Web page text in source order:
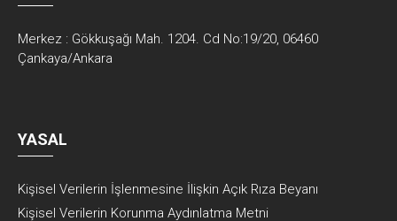
Merkez : Gökkuşağı Mah. 1204. Cd No:19/20, 06460
Çankaya/Ankara
YASAL
Kişisel Verilerin İşlenmesine İlişkin Açık Rıza Beyanı
Kişisel Verilerin Korunma Aydınlatma Metni